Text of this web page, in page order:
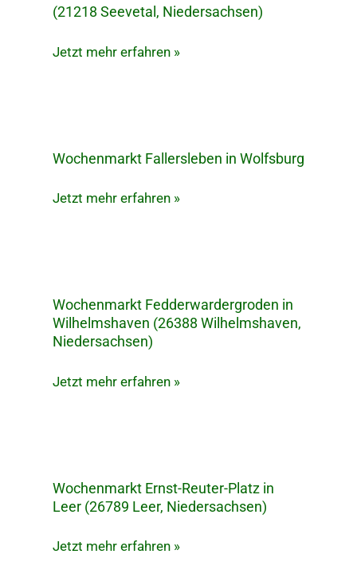
(21218 Seevetal, Niedersachsen)
Fleestedt
Seevetal
Jetzt mehr erfahren »
Wochenmarkt Fallersleben in Wolfsburg
Wochenmarkt
in
Jetzt mehr erfahren »
Wochenmarkt Fedderwardergroden in
Wilhelmshaven (26388 Wilhelmshaven,
Niedersachsen)
Wochenmarkt
Fedderwardergroden
in
(26388
Jetzt mehr erfahren »
Wochenmarkt Ernst-Reuter-Platz in
Leer (26789 Leer, Niedersachsen)
Wochenmarkt
Ernst-
Platz
Jetzt mehr erfahren »